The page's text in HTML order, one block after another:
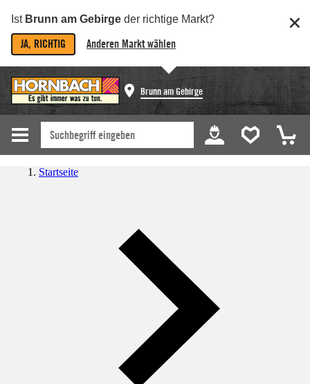
Ist Brunn am Gebirge der richtige Markt?
JA, RICHTIG Anderen Markt wählen
Brunn am Gebirge
Startseite